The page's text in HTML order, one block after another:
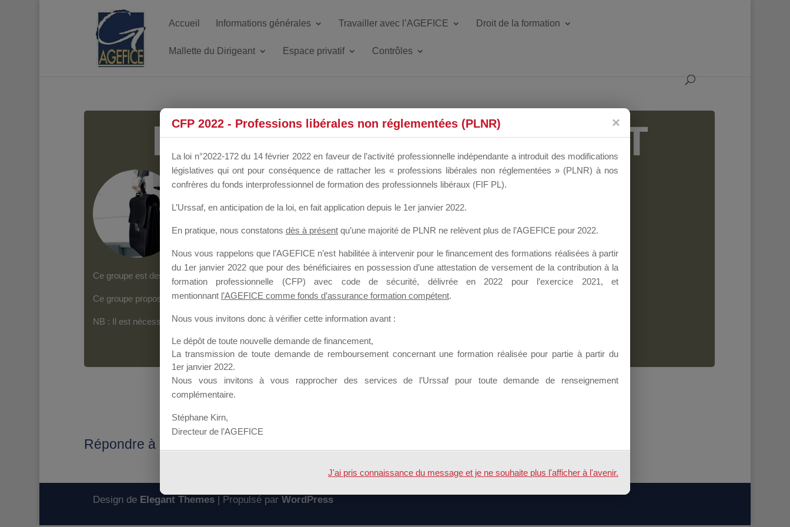
Accueil Informations générales Travailler avec l’AGEFICE Droit de la formation
Mallette du Dirigeant Espace privatif Contrôles
MALLETTE DU DIRIGEANT
Groupe Public il y a un mois
Ce groupe est destiné aux Organismes de Formation qui souhaitent répondre à l’Appel à Propositions Mallette du Dirigeant.
Ce groupe propose un forum dédié au support sur lequel il est possible de laisser un message ou poser une question.
NB : Il est nécessaire d’êtreinscrit(e)pour pouvoir rejoindre ce groupe
Répondre à : Liste OF retenus
Design de Elegant Themes| Propulsé par WordPress
CFP 2022 - Professions libérales non réglementées (PLNR)
La loi n°2022-172 du 14 février 2022 en faveur de l’activité professionnelle indépendante a introduit des modifications
législatives qui ont pour conséquence de rattacher les « professions libérales non réglementées » (PLNR) à nos
confrères du fonds interprofessionnel de formation des professionnels libéraux (FIF PL).
L’Urssaf, en anticipation de la loi, en fait application depuis le 1er janvier 2022.
En pratique, nous constatons dès à présent qu’une majorité de PLNR ne relèvent plus de l’AGEFICE pour 2022.
Nous vous rappelons que l’AGEFICE n’est habilitée à intervenir pour le financement des formations réalisées à partir
du 1er janvier 2022 que pour des bénéficiaires en possession d’une attestation de versement de la contribution à la
formation professionnelle (CFP) avec code de sécurité, délivrée en 2022 pour l’exercice 2021, et
mentionnant l’AGEFICE comme fonds d’assurance formation compétent.
Nous vous invitons donc à vérifier cette information avant :
Le dépôt de toute nouvelle demande de financement,
La transmission de toute demande de remboursement concernant une formation réalisée pour partie à partir du
1er janvier 2022.
Nous vous invitons à vous rapprocher des services de l’Urssaf pour toute demande de renseignement
complémentaire.
Stéphane Kirn,
Directeur de l’AGEFICE
J'ai pris connaissance du message et je ne souhaite plus l'afficher à l'avenir.